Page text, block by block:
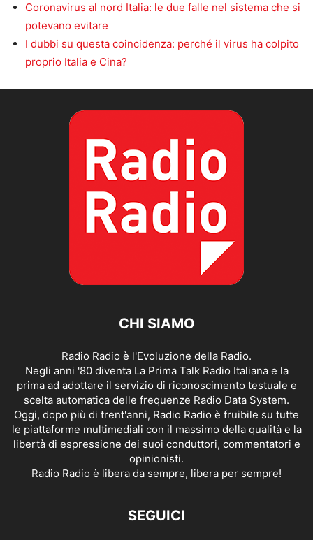
Coronavirus al nord Italia: le due falle nel sistema che si
potevano evitare
I dubbi su questa coincidenza: perché il virus ha colpito
proprio Italia e Cina?
CHI SIAMO
Radio Radio è l'Evoluzione della Radio.
Negli anni '80 diventa La Prima Talk Radio Italiana e la
prima ad adottare il servizio di riconoscimento testuale e
scelta automatica delle frequenze Radio Data System.
Oggi, dopo più di trent'anni, Radio Radio è fruibile su tutte
le piattaforme multimediali con il massimo della qualità e la
libertà di espressione dei suoi conduttori, commentatori e
opinionisti.
Radio Radio è libera da sempre, libera per sempre!
SEGUICI